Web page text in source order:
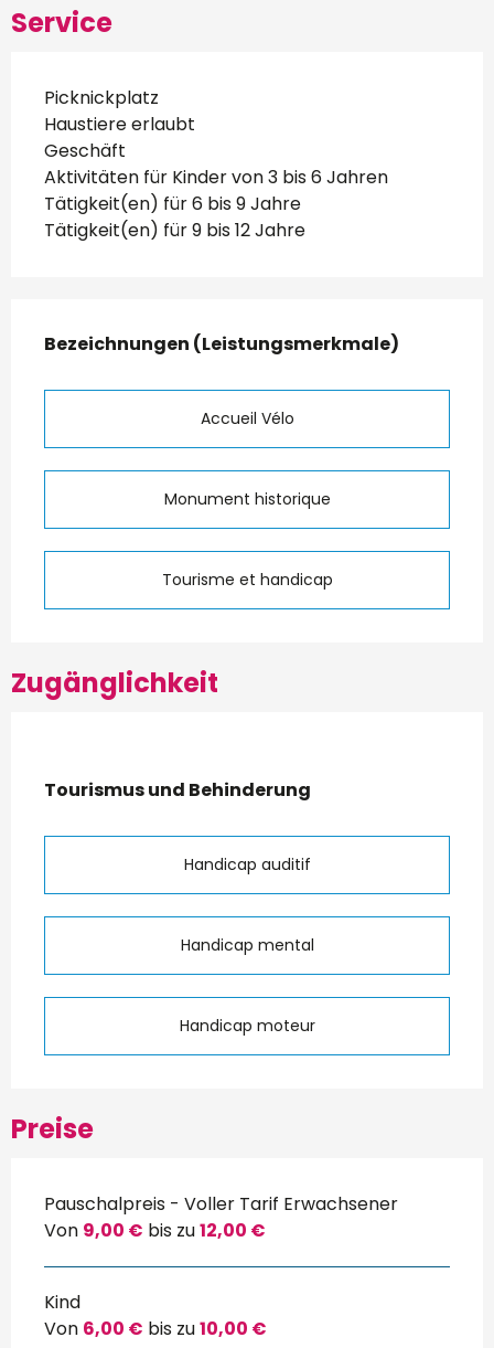
Service
Picknickplatz
Haustiere erlaubt
Geschäft
Aktivitäten für Kinder von 3 bis 6 Jahren
Tätigkeit(en) für 6 bis 9 Jahre
Tätigkeit(en) für 9 bis 12 Jahre
Leistungensmöglichkeiten
Bezeichnungen (Leistungsmerkmale)
Bezeichnungen (Leistungsmerkmale)
Accueil Vélo
Monument historique
Tourisme et handicap
Zugänglichkeit
Tourismus und Behinderung
Tourismus und Behinderung
Handicap auditif
Handicap mental
Handicap moteur
Preise
Pauschalpreis - Voller Tarif Erwachsener
Von 9,00 € bis zu12,00 €
Kind
Von 6,00 € bis zu10,00 €